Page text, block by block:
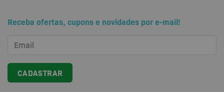
Receba ofertas, cupons e novidades por e-mail!